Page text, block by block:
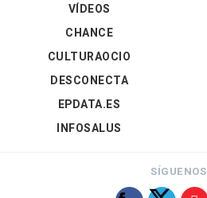
VÍDEOS
CHANCE
CULTURAOCIO
DESCONECTA
EPDATA.ES
INFOSALUS
SÍGUENOS